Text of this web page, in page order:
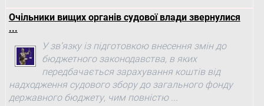
Очільники вищих органів судової влади звернулися
...
У зв’язку із підготовкою внесення змін до
бюджетного законодавства, в яких
передбачається зарахування коштів від
надходження судового збору до загального фонду
державного бюджету, чим повністю ...